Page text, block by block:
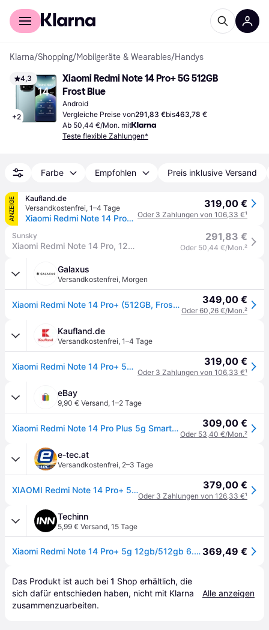
Für Shopper
Klarna/Shopping/Mobilgeräte & Wearables/Handys
4,3
+2
Xiaomi Redmi Note 14 Pro+ 5G 512GB
Frost Blue
Android
Vergleiche Preise von291,83 €bis463,78 €
Ab 50,44 €/Mon. mit
Teste flexible Zahlungen*
Farbe Empfohlen Preis inklusive Versand
ANZEIGE
Kaufland.de
Versandkostenfrei, 1–4 Tage
Xiaomi Redmi Note 14 Pro+ 5G Frostblau 12 Gigabyte 512 Gigabyte
319,00 €
Oder 3 Zahlungen von 106,33 €¹
Sunsky
Xiaomi Redmi Note 14 Pro, 12GB+512GB, 6.67 inch Xiaomi HyperOS Mediatek Dimensity 7300-Ultra Octa Core, NFC, Network: 5G (Green)
291,83 €
Oder 50,44 €/Mon.²
Galaxus
Versandkostenfrei, Morgen
Xiaomi Redmi Note 14 Pro+ (512GB, Frost Blue, 6.67", Dual SIM, 5G), Smartphone, Blau 349,00 €
Oder 60,26 €/Mon.²
Kaufland.de
Versandkostenfrei, 1–4 Tage
Xiaomi Redmi Note 14 Pro+ 5G Frostblau 12 Gigabyte 512 Gigabyte 319,00 €
Oder 3 Zahlungen von 106,33 €¹
eBay
9,90 € Versand, 1–2 Tage
Xiaomi Redmi Note 14 Pro Plus 5g Smartphone 12gb+512gb 6,67 Amoled 200mp 309,00 €
Oder 53,40 €/Mon.²
e-tec.at
Versandkostenfrei, 2–3 Tage
XIAOMI Redmi Note 14 Pro+ 5G 512GB/12GB Frost Blue 379,00 €
Oder 3 Zahlungen von 126,33 €¹
Techinn
5,99 € Versand, 15 Tage
Xiaomi Redmi Note 14 Pro+ 5g 12gb/512gb 6.6´´ Blau 369,49 €
Das Produkt ist auch bei 1 Shop erhältlich, die
sich dafür entschieden haben, nicht mit Klarna
zusammenzuarbeiten.
Alle anzeigen